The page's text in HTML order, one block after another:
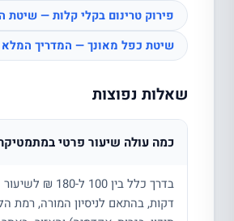
פירוק טרינום בקלי קלות — שיטת
שיטת כפל מאונך — המדריך המלא
שאלות נפוצות
כמה עולה שיעור פרטי
דקות, בהתאם לניסיון המורה, רמת